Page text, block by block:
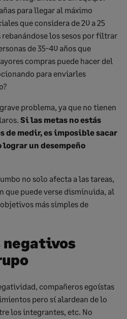
para llegar al máximo
que considera de 20 a 25
los sesos por filtrar
de 35-40 años que
compras puede hacer del
para enviarles
problema, ya que no tienen
Si las metas no estás
medir, es imposible sacar
un desempeño
no solo afecta a las tareas,
puede verse disminuida, al
más simples de
negativos
compañeros egoístas
pero sí alardean de lo
los integrantes, etc. No